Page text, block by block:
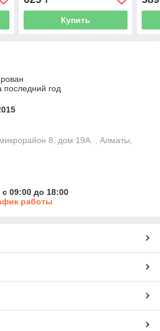
Купить
последний год
8, дом 19А. , Алматы,
09:00 до 18:00
работы